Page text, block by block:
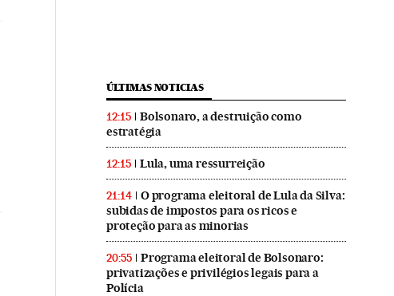
ÚLTIMAS NOTICIAS
12:15
Bolsonaro, a destruição como
estratégia
12:15 Lula, uma ressurreição
21:14
O programa eleitoral de Lula da Silva:
subidas de impostos para os ricos e
proteção para as minorias
20:55
Programa eleitoral de Bolsonaro:
privatizações e privilégios legais para a
Polícia